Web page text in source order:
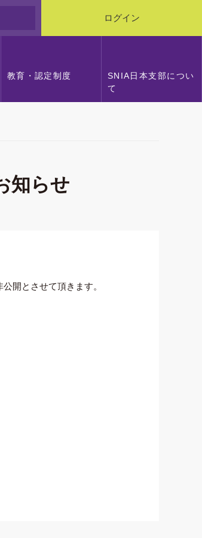
ログイン
教育・認定制度
SNIA日本支部につい
て
知らせ
開とさせて頂きます。